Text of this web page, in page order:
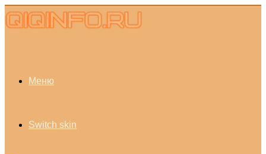
Меню
Switch skin